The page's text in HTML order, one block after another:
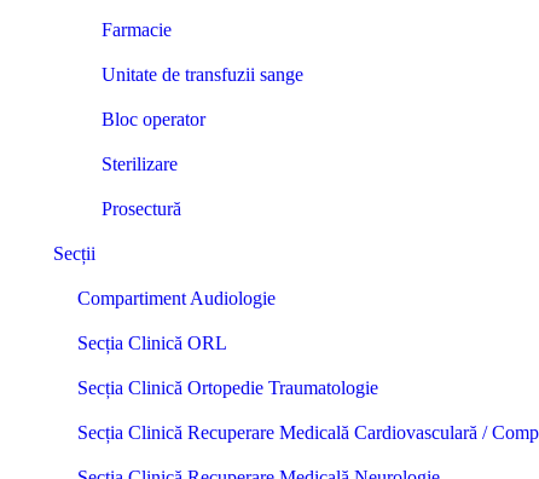
Farmacie
Unitate de transfuzii sange
Bloc operator
Sterilizare
Prosectură
Secții
Compartiment Audiologie
Secția Clinică ORL
Secția Clinică Ortopedie Traumatologie
Secția Clinică Recuperare Medicală Cardiovasculară /